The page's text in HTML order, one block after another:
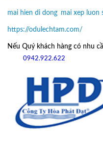
mai hien di dong mai xep luon
https://odulechtam.com/
Nếu Quý khách hàng có nhu
0942.922.622